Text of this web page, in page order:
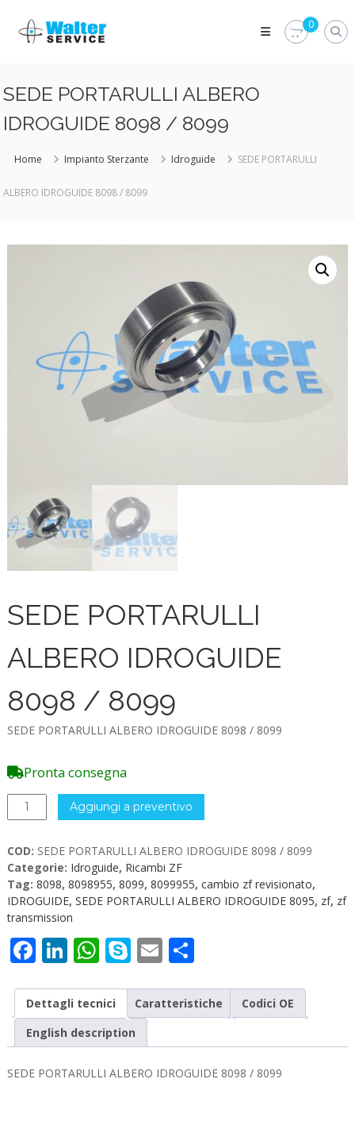
content
Walter
Service
parti
del
veicolo?
Walter
0
SEDE PORTARULLI ALBERO
IDROGUIDE 8098 / 8099
Home Impianto Sterzante Idroguide SEDE PORTARULLI
ALBERO IDROGUIDE 8098 / 8099
SEDE PORTARULLI
ALBERO IDROGUIDE
8098 / 8099
SEDE PORTARULLI ALBERO IDROGUIDE 8098 / 8099
Pronta consegna
SEDE
PORTARULLI
IDROGUIDE
8098
/
8099
quantità
Aggiungi a preventivo
COD: SEDE PORTARULLI ALBERO IDROGUIDE 8098 / 8099
Categorie: Idroguide, Ricambi ZF
Tag: 8098, 8098955, 8099, 8099955, cambio zf revisionato,
IDROGUIDE, SEDE PORTARULLI ALBERO IDROGUIDE 8095, zf, zf
transmission
Facebook
LinkedIn
WhatsApp
Skype
EmailCondividi
Dettagli tecnici Caratteristiche
Codici OE
English description
SEDE PORTARULLI ALBERO IDROGUIDE 8098 / 8099